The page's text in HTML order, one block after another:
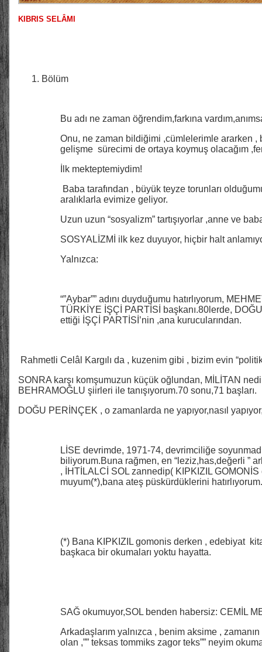
KIBRIS SELÂMI
Bölüm
Bu adı ne zaman öğrendim,farkına
Onu, ne zaman bildiğimi ,cümlelerimle ararken ,
gelişme sürecimi de ortaya koymuş olacağım
İlk mekteptemiydim!
Baba tarafından , büyük teyze torunları
aralıklarla evimize geliyor.
Uzun uzun “sosyalizm” tartışıyorlar ,anne ve
SOSYALİZMİ ilk kez duyuyor, hiçbir halt
Yalnızca:
“”Aybar”” adını duyduğumu hatırlıyorum,
TÜRKİYE İŞÇİ PARTİSİ başkanı.80lerde,
ettiği İŞÇİ PARTİSİ’nin ,ana kurucularından.
Rahmetli Celâl Kargılı da , kuzenim gibi , bizim evin
SONRA karşı komşumuzun küçük oğlundan, MİLİTAN
BEHRAMOĞLU şiirleri ile tanışıyorum.70 sonu,71 başları.
DOĞU PERİNÇEK , o zamanlarda ne yapıyor,nasıl
LİSE devrimde, 1971-74, devrimciliğe
biliyorum.Buna rağmen, en “leziz,has,değerli ”
, İHTİLALCİ SOL zannedip( KIPKIZIL
muyum(*),bana ateş püskürdüklerini hatırlıyorum.
(*) Bana KIPKIZIL gomonis derken , edebiyat
başkaca bir okumaları yoktu hayatta.
SAĞ okumuyor,SOL benden habersiz: CEMİL
Arkadaşlarım yalnızca , benim aksime ,
olan ,”” teksas tommiks zagor teks”” neyim